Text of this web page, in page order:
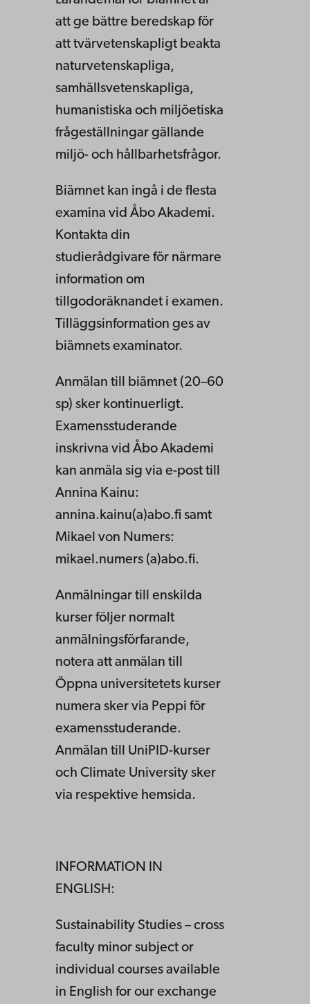
att ge bättre beredskap för
att tvärvetenskapligt beakta
naturvetenskapliga,
samhällsvetenskapliga,
humanistiska och miljöetiska
frågeställningar gällande
miljö- och hållbarhetsfrågor.
Biämnet kan ingå i de flesta
examina vid Åbo Akademi.
Kontakta din
studierådgivare för närmare
information om
tillgodoräknandet i examen.
Tilläggsinformation ges av
biämnets examinator.
Anmälan till biämnet (20–60
sp) sker kontinuerligt.
Examensstuderande
inskrivna vid Åbo Akademi
kan anmäla sig via e-post till
Annina Kainu:
annina.kainu(a)abo.fi samt
Mikael von Numers:
mikael.numers (a)abo.fi.
Anmälningar till enskilda
kurser följer normalt
anmälningsförfarande,
notera att anmälan till
Öppna universitetets kurser
numera sker via Peppi för
examensstuderande.
Anmälan till UniPID-kurser
och Climate University sker
via respektive hemsida.
INFORMATION IN
ENGLISH:
Sustainability Studies – cross
faculty minor subject or
individual courses available
in English for our exchange